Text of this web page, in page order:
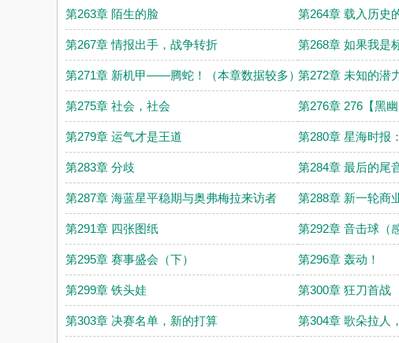
第263章 陌生的脸 第264章 载入历史
第267章 情报出手，战争转折 第268章 如果我
第271章 新机甲——腾蛇！（本章数据较多）第272章 未知的潜
第275章 社会，社会 第276章 276【黑
第279章 运气才是王道 第280章 星海时报
第283章 分歧 第284章 最后的尾
第287章 海蓝星平稳期与奥弗梅拉来访者 第288章 新一轮商
第291章 四张图纸 第292章 音击球（
第295章 赛事盛会（下） 第296章 轰动！
第299章 铁头娃 第300章 狂刀首战
第303章 决赛名单，新的打算 第304章 歌朵拉人